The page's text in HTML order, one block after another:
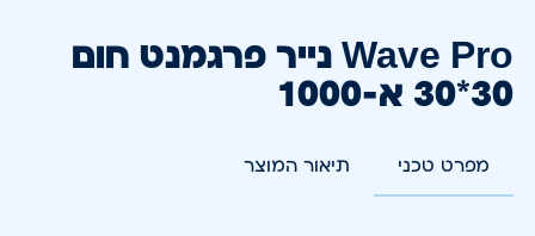
Wave Pro נייר פרגמנט חום
30*30 א-1000
מפרט טכני תיאור המוצר